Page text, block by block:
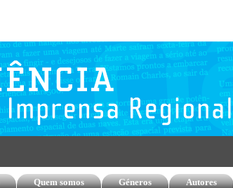
Quem somos Géneros Autores